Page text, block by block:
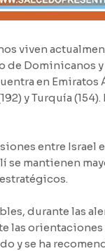
viven
Dominicanos
en Emiratos
y Turquía
entre Israel
mantienen
durante las
las
y se ha